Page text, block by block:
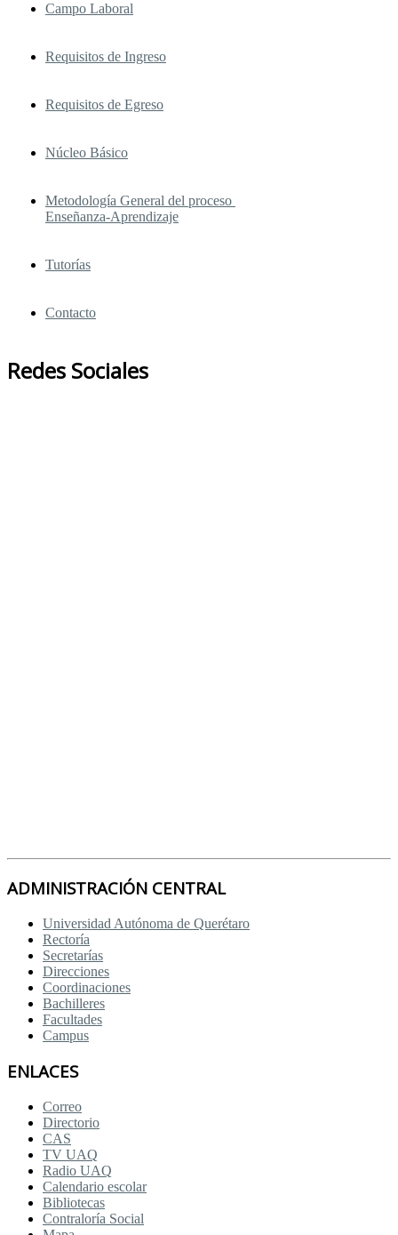
Campo Laboral
Requisitos de Ingreso
Requisitos de Egreso
Núcleo Básico
Metodología General del proceso
Enseñanza-Aprendizaje
Tutorías
Contacto
Redes Sociales
ADMINISTRACIÓN CENTRAL
Universidad Autónoma de Querétaro
Rectoría
Secretarías
Direcciones
Coordinaciones
Bachilleres
Facultades
Campus
ENLACES
Correo
Directorio
CAS
TV UAQ
Radio UAQ
Calendario escolar
Bibliotecas
Contraloría Social